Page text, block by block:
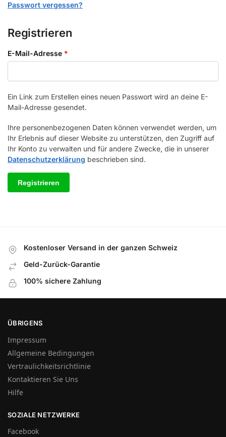
Passwort vergessen?
Registrieren
E-Mail-Adresse *
Ein Link zum Erstellen eines neuen Passwort wird an deine E-
Mail-Adresse gesendet.
Ihre personenbezogenen Daten können verwendet werden, um
Ihr Erlebnis auf dieser Website zu unterstützen, den Zugriff auf
Ihr Konto zu verwalten und für andere Zwecke, die in unserer
Datenschutzerklärung beschrieben sind.
Registrieren
Kostenloser Versand in der ganzen Schweiz
Geld-Zurück-Garantie
100% sichere Zahlung
ÜBRIGENS
Impressum
Allgemeine Bedingungen
Vertraulichkeitsrichtlinie
Kontaktieren Sie Uns
Hilfe
SOZIALE NETZWERKE
Facebook